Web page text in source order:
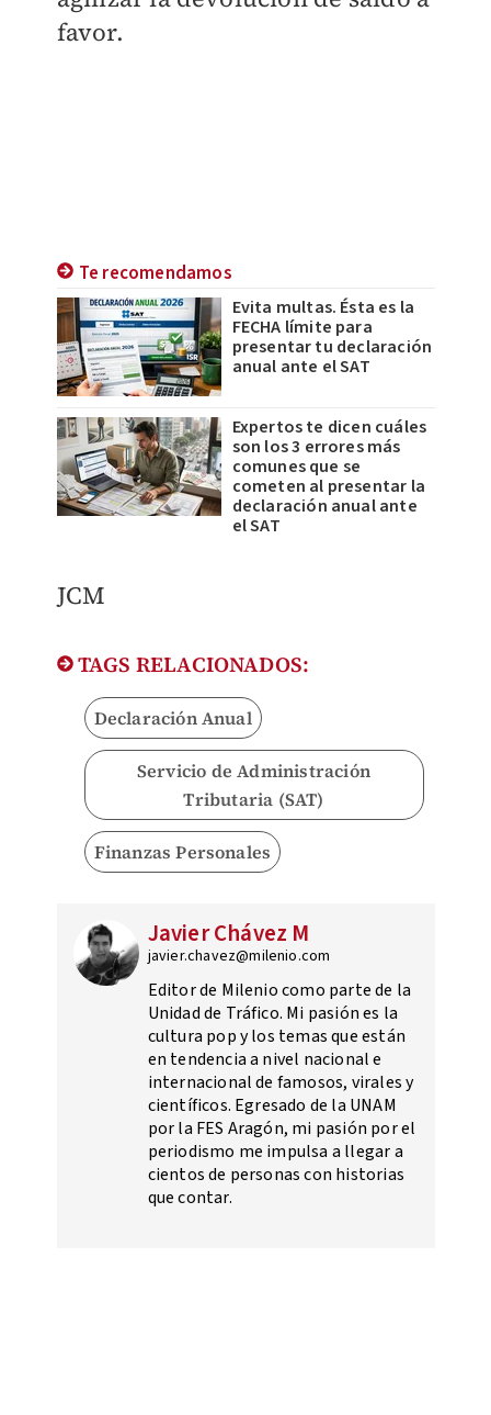
favor.
Te recomendamos
Evita multas. Ésta es la
FECHA límite para
presentar tu declaración
anual ante el SAT
Expertos te dicen cuáles
son los 3 errores más
comunes que se
cometen al presentar la
declaración anual ante
el SAT
JCM
TAGS RELACIONADOS:
Declaración Anual
Servicio de Administración
Tributaria (SAT)
Finanzas Personales
Javier Chávez M
javier.chavez@milenio.com
Editor de Milenio como parte de la
Unidad de Tráfico. Mi pasión es la
cultura pop y los temas que están
en tendencia a nivel nacional e
internacional de famosos, virales y
científicos. Egresado de la UNAM
por la FES Aragón, mi pasión por el
periodismo me impulsa a llegar a
cientos de personas con historias
que contar.